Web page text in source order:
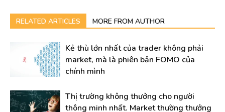
RELATED ARTICLES MORE FROM AUTHOR
Kẻ thù lớn nhất của trader không phải
market, mà là phiên bản FOMO của
chính mình
Thị trường không thưởng cho người
thông minh nhất. Market thường thưởng